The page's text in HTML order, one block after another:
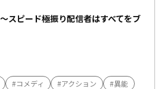
スピード極振り配信者はすべてをブ
コメディ アクション
異能